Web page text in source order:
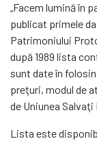
„Facem lumină în
publicat primele
Patrimoniului
după 1989 lista
sunt date în
preţuri, modul de
de Uniunea
Lista este